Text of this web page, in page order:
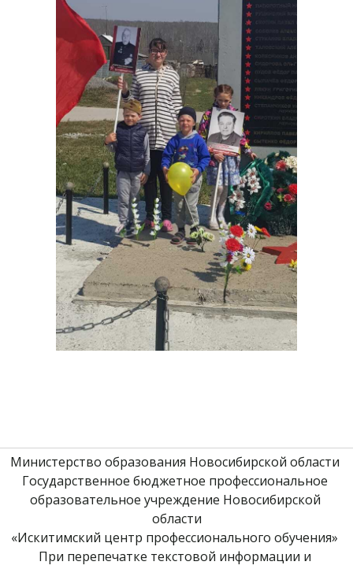
Министерство образования Новосибирской области
Государственное бюджетное профессиональное
образовательное учреждение Новосибирской
области
«Искитимский центр профессионального обучения»
При перепечатке текстовой информации и